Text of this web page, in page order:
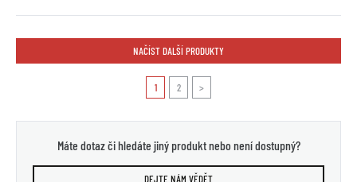
NAČÍST DALŠÍ PRODUKTY
1 2 >
Máte dotaz či hledáte jiný produkt nebo není dostupný?
DEJTE NÁM VĚDĚT